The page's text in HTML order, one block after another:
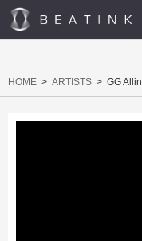
HOME ARTISTS GG Allin